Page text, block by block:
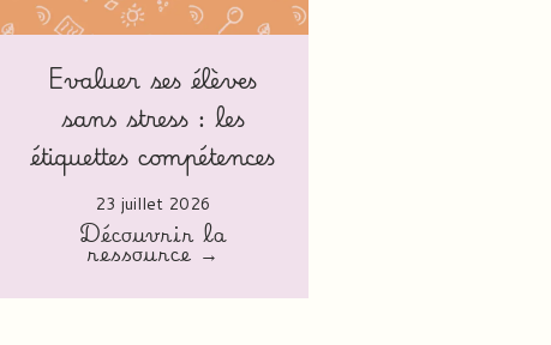
Evaluer ses élèves
sans stress : les
étiquettes compétences
23 juillet 2026
Découvrir la
ressource →